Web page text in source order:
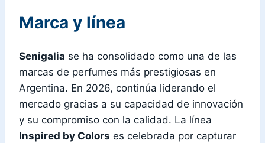
Marca y línea
Senigalia se ha consolidado como una de las
marcas de perfumes más prestigiosas en
Argentina. En 2026, continúa liderando el
mercado gracias a su capacidad de innovación
y su compromiso con la calidad. La línea
Inspired by Colors es celebrada por capturar